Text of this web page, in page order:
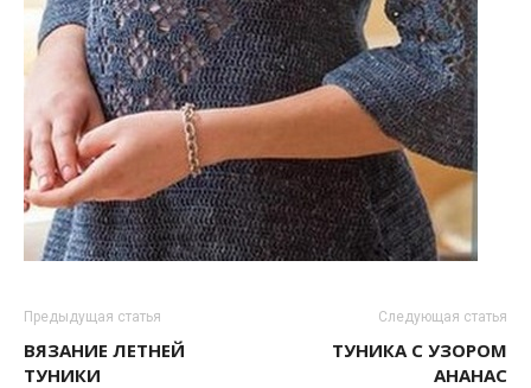
Предыдущая статья
ВЯЗАНИЕ ЛЕТНЕЙ
ТУНИКИ
Следующая статья
ТУНИКА С УЗОРОМ
АНАНАС